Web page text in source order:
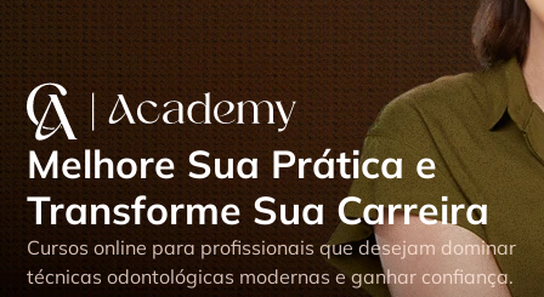
Melhore Sua Prática e
Transforme Sua Carreira
Cursos online para profissionais que desejam dominar
técnicas odontológicas modernas e ganhar confiança.